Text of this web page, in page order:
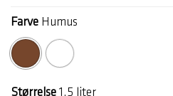
Farve Humus
valgte
Størrelse 1,5 liter